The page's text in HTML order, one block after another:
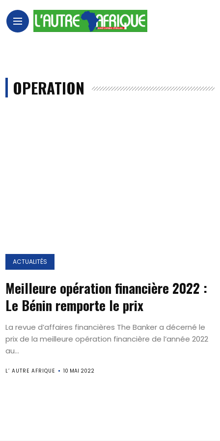
OPERATION
ACTUALITÉS
Meilleure opération financière 2022 :
Le Bénin remporte le prix
La revue d’affaires financières The Banker a décerné le
prix de la meilleure opération financière de l’année 2022
au...
L’ AUTRE AFRIQUE 10 MAI 2022